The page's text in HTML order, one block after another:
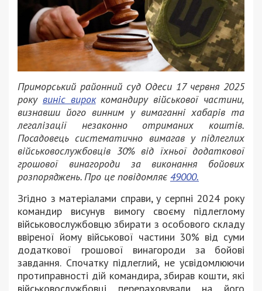
Приморський районний суд Одеси 17 червня 2025
року виніс вироккомандиру військової частини,
визнавши його винним у вимаганні хабарів та
легалізації незаконно отриманих коштів.
Посадовець систематично вимагав у підлеглих
військовослужбовців 30% від їхньої додаткової
грошової винагороди за виконання бойових
розпоряджень. Про це повідомляє 49000.
Згідно з матеріалами справи, у серпні 2024 року
командир висунув вимогу своєму підлеглому
військовослужбовцю збирати з особового складу
ввіреної йому військової частини 30% від суми
додаткової грошової винагороди за бойові
завдання. Спочатку підлеглий, не усвідомлюючи
протиправності дій командира, збирав кошти, які